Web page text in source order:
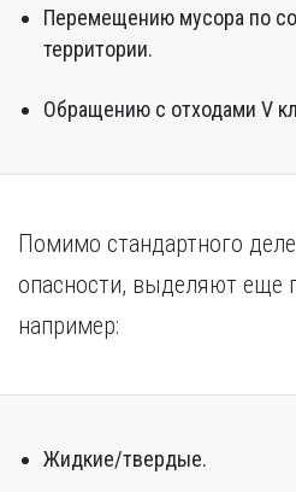
Мурманск
Н
Нижний Новгород
Новокузнецк
Перемещению мусора по
территории.
Обращению с отходами V
Помимо стандартного
опасности, выделяют еще
например:
Жидкие/твердые.